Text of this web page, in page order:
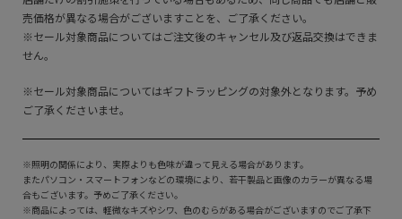
売価格が異なる場合がございますことを、ご了承ください。
※セール対象商品についてはご注文後のキャンセル及び返品交換はできま
せん。
※セール対象商品についてはギフトラッピングの対象外となります。予め
ご了承くださいませ。
※照明の関係により、実際よりも色味が違って見える場合があります。
またパソコン・スマートフォンなどの環境により、若干製品と画像のカラーが異なる場
合もございます。予めご了承ください。
※商品によっては、軽微なキズやシワ、色のむらがある場合がございますのでご了承下